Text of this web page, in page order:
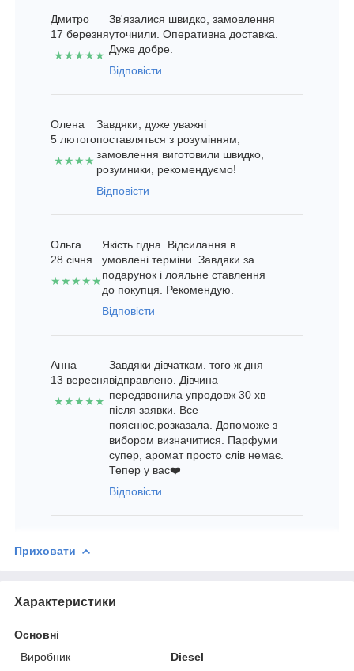
Дмитро
17 березня
★★★★★
Зв'язалися швидко, замовлення
уточнили. Оперативна доставка.
Дуже добре.
Відповісти
Олена
5 лютого
★★★★
Завдяки, дуже уважні
поставляться з розумінням,
замовлення виготовили швидко,
розумники, рекомендуємо!
Відповісти
Ольга
28 січня
★★★★★
Якість гідна. Відсилання в
умовлені терміни. Завдяки за
подарунок і лояльне ставлення
до покупця. Рекомендую.
Відповісти
Анна
13 вересня
★★★★★
Завдяки дівчаткам. того ж дня
відправлено. Дівчина
передзвонила упродовж 30 хв
після заявки. Все
пояснює,розказала. Допоможе з
вибором визначитися. Парфуми
супер, аромат просто слів немає.
Тепер у вас❤️
Відповісти
Приховати
Характеристики
Основні
Виробник
Diesel